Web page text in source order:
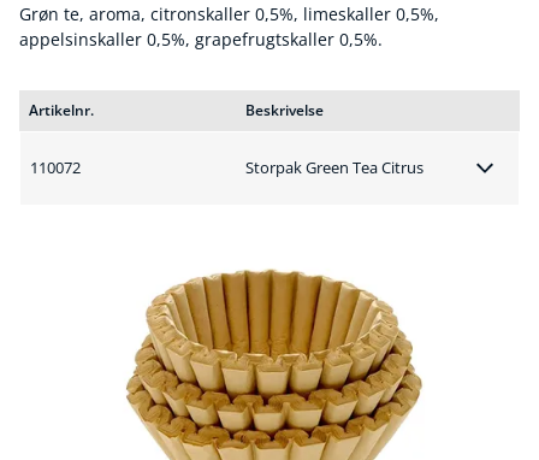
Grøn te, aroma, citronskaller 0,5%, limeskaller 0,5%,
appelsinskaller 0,5%, grapefrugtskaller 0,5%.
Artikelnr. Beskrivelse
110072 Storpak Green Tea Citrus